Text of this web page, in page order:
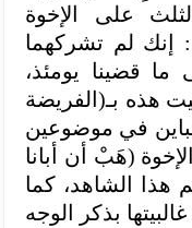
على الإخوة
إنك لم تشركهما
قضينا يومئذ،
هذه بـ(الفريضة
في موضوعين
(هَبْ أن أبانا
هذا الشاهد، كما
بذكر الوجه